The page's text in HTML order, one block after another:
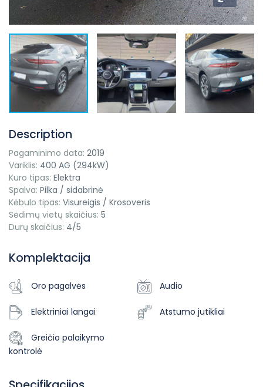
Description
Pagaminimo data: 2019
Variklis: 400 AG (294kW)
Kuro tipas: Elektra
Spalva: Pilka / sidabrinė
Kėbulo tipas: Visureigis / Krosoveris
Sėdimų vietų skaičius: 5
Durų skaičius: 4/5
Komplektacija
Oro pagalvės Audio
Elektriniai langai Atstumo jutikliai
Greičio palaikymo
kontrolė